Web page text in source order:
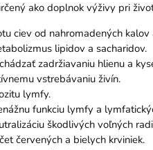
ako doplnok výživy pri
ciev od nahromadených kalov
lipidov a sacharidov.
zadržiavaniu hlienu a
vstrebávaniu živín.
lymfy.
funkciu lymfy a
škodlivých voľných
červených a bielych krviniek.